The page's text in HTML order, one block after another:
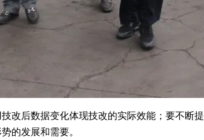
改后数据变化体现技改的实际效能；要不
的发展和需要。